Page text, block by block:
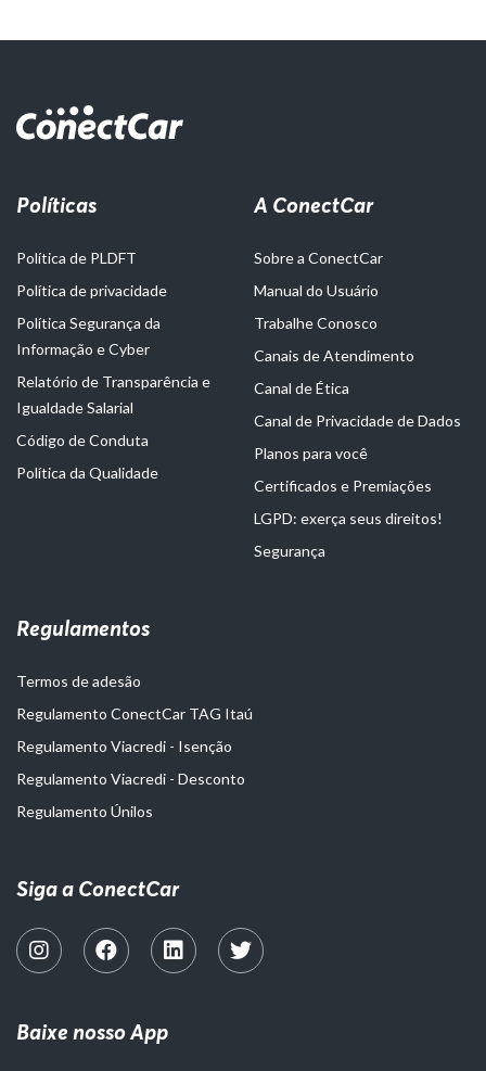
Políticas
Política de PLDFT
Política de privacidade
Política Segurança da
Informação e Cyber
Relatório de Transparência e
Igualdade Salarial
Código de Conduta
Política da Qualidade
A ConectCar
Sobre a ConectCar
Manual do Usuário
Trabalhe Conosco
Canais de Atendimento
Canal de Ética
Canal de Privacidade de Dados
Planos para você
Certificados e Premiações
LGPD: exerça seus direitos!
Segurança
Regulamentos
Termos de adesão
Regulamento ConectCar TAG Itaú
Regulamento Viacredi - Isenção
Regulamento Viacredi - Desconto
Regulamento Únilos
Siga a ConectCar
Baixe nosso App